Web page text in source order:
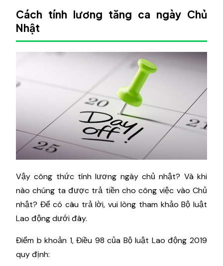
Cách tính lương tăng ca ngày Chủ
Nhật
Vậy công thức tính lương ngày chủ nhật? Và khi
nào chúng ta được trả tiền cho công việc vào Chủ
nhật? Để có câu trả lời, vui lòng tham khảo Bộ luật
Lao động dưới đây.
Điểm b khoản 1, Điều 98 của Bộ luật Lao động 2019
quy định: